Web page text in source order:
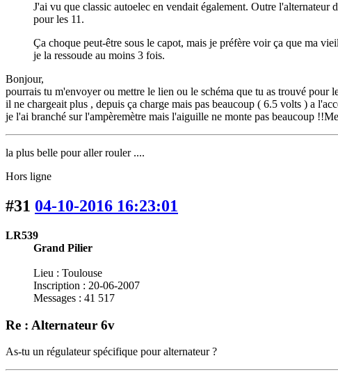
J'ai vu que classic autoelec en vendait également. Outre
pour les 11.
Ça choque peut-être sous le capot, mais je préfère voir ça que ma
je la ressoude au moins 3 fois.
Bonjour,
pourrais tu m'envoyer ou mettre le lien ou le schéma que tu as trouvé
il ne chargeait plus , depuis ça charge mais pas beaucoup ( 6.5 volts ) a
je l'ai branché sur l'ampèremètre mais l'aiguille ne monte pas beaucoup
la plus belle pour aller rouler ....
Hors ligne
#31 04-10-2016 16:23:01
LR539
Grand Pilier
Lieu : Toulouse
Inscription : 20-06-2007
Messages : 41 517
Re : Alternateur 6v
As-tu un régulateur spécifique pour alternateur ?